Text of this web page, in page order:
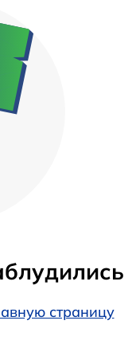
страницу